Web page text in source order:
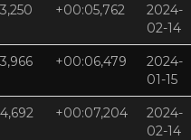
+00:05,762
2024-
02-14
+00:06,479
2024-
01-15
+00:07,204
2024-
02-14